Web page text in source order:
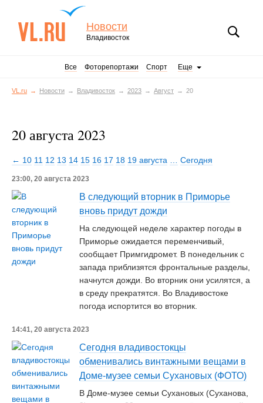
Новости
Владивосток
Все Фоторепортажи Спорт Еще
VL.ru Новости Владивосток 2023 Август 20
20 августа 2023
← 10 11 12 13 14 15 16 17 18 19 августа Сегодня
23:00, 20 августа 2023
В следующий вторник в Приморье
вновь придут дожди
На следующей неделе характер погоды в
Приморье ожидается переменчивый,
сообщает Примгидромет. В понедельник с
запада приблизятся фронтальные разделы,
начнутся дожди. Во вторник они усилятся, а
в среду прекратятся. Во Владивостоке
погода испортится во вторник.
14:41, 20 августа 2023
Сегодня владивостокцы
обменивались винтажными вещами в
Доме-музее семьи Сухановых (ФОТО)
В Доме-музее семьи Сухановых (Суханова,